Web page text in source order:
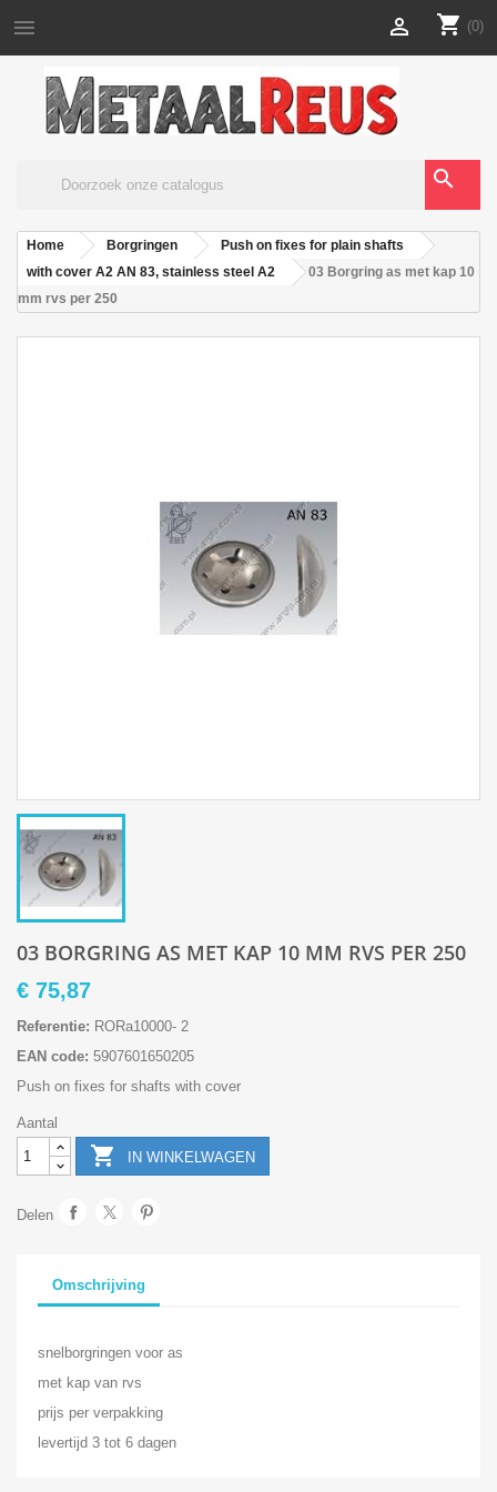
 shopping_cart (0)

search
Home Borgringen
Push on fixes for plain shafts
with cover A2 AN 83, stainless steel A2
03 Borgring as met kap 10
mm rvs per 250
03 BORGRING AS MET KAP 10 MM RVS PER 250
€ 75,87
Referentie: RORa10000- 2
EAN code: 5907601650205
Push on fixes for shafts with cover
Aantal
 IN WINKELWAGEN
Delen
Omschrijving
snelborgringen voor as
met kap van rvs
prijs per verpakking
levertijd 3 tot 6 dagen